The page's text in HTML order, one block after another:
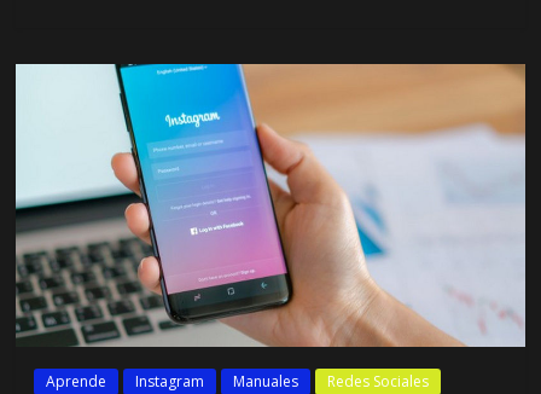
Aprende Instagram Manuales
Redes Sociales